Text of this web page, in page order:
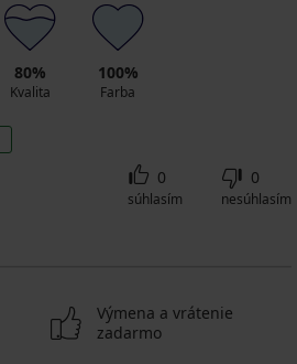
80%
Kvalita
100%
Farba
0
súhlasím
0
nesúhlasím
Výmena a vrátenie
zadarmo